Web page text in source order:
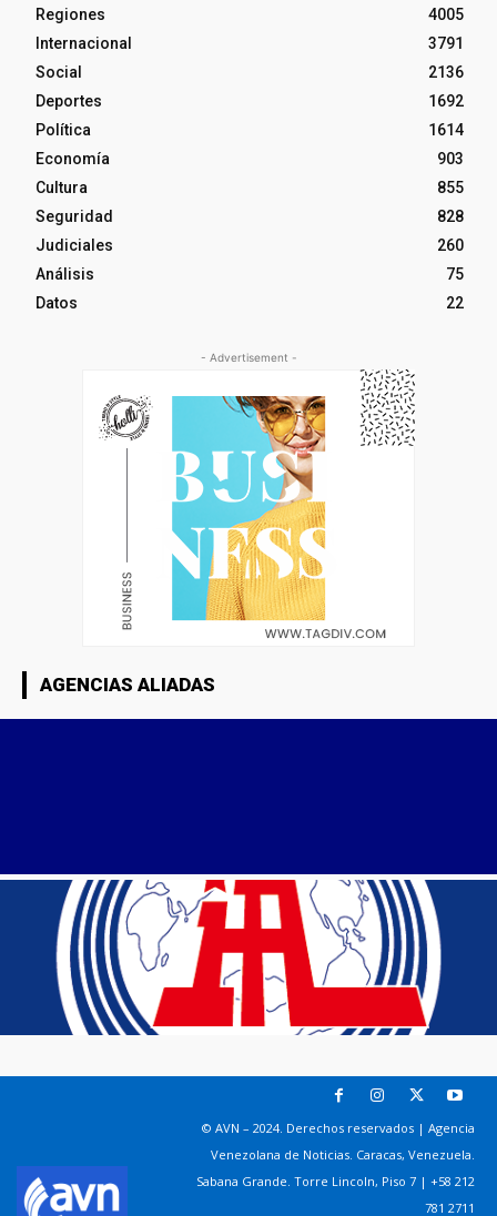
Regiones
4005
Internacional
3791
Social
2136
Deportes
1692
Política
1614
Economía
903
Cultura
855
Seguridad
828
Judiciales
260
Análisis
75
Datos
22
- Advertisement -
AGENCIAS ALIADAS
© AVN – 2024. Derechos reservados | Agencia
Venezolana de Noticias. Caracas, Venezuela.
Sabana Grande. Torre Lincoln, Piso 7 | +58 212
781 2711